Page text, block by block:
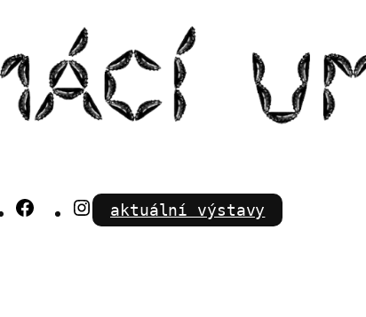
FacebookInstagram
aktuální výstavy